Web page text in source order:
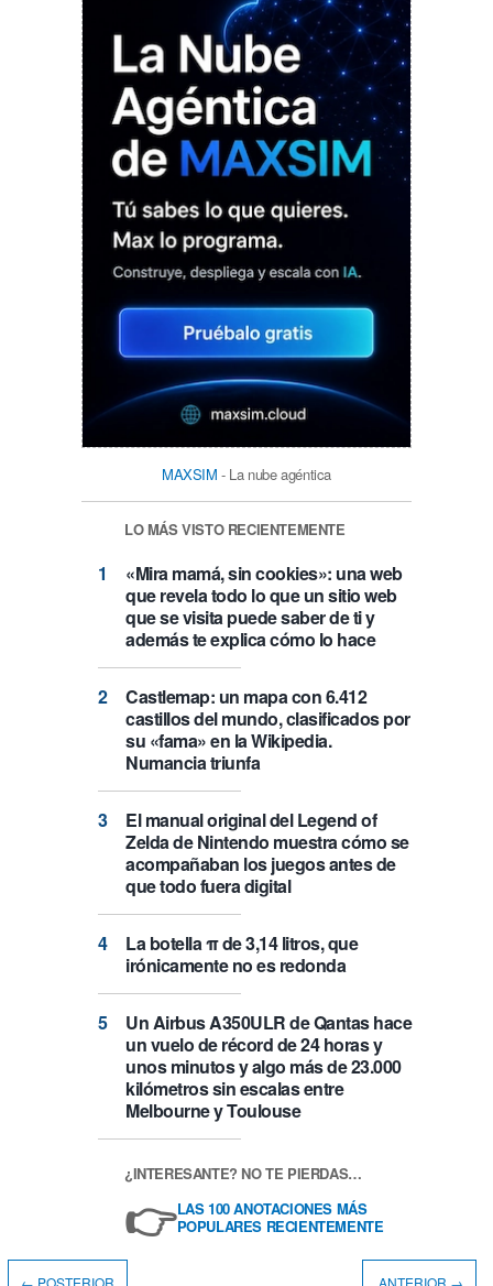
MAXSIM - La nube agéntica
LO MÁS VISTO RECIENTEMENTE
«Mira mamá, sin cookies»: una web
que revela todo lo que un sitio web
que se visita puede saber de ti y
además te explica cómo lo hace
Castlemap: un mapa con 6.412
castillos del mundo, clasificados por
su «fama» en la Wikipedia.
Numancia triunfa
El manual original del Legend of
Zelda de Nintendo muestra cómo se
acompañaban los juegos antes de
que todo fuera digital
La botella π de 3,14 litros, que
irónicamente no es redonda
Un Airbus A350ULR de Qantas hace
un vuelo de récord de 24 horas y
unos minutos y algo más de 23.000
kilómetros sin escalas entre
Melbourne y Toulouse
¿INTERESANTE? NO TE PIERDAS…
👉LAS 100 ANOTACIONES MÁS
POPULARES RECIENTEMENTE
← POSTERIOR ANTERIOR →